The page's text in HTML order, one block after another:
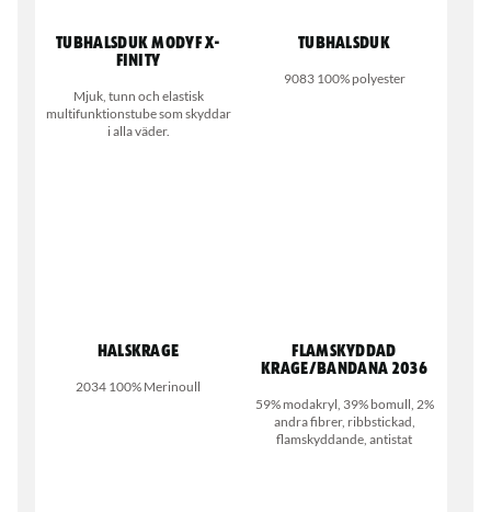
Tubhalsduk MODYF X-
finity
Mjuk, tunn och elastisk
multifunktionstube som skyddar
i alla väder.
Tubhalsduk
9083 100% polyester
Halskrage
2034 100% Merinoull
Flamskyddad
krage/bandana 2036
59% modakryl, 39% bomull, 2%
andra fibrer, ribbstickad,
flamskyddande, antistat